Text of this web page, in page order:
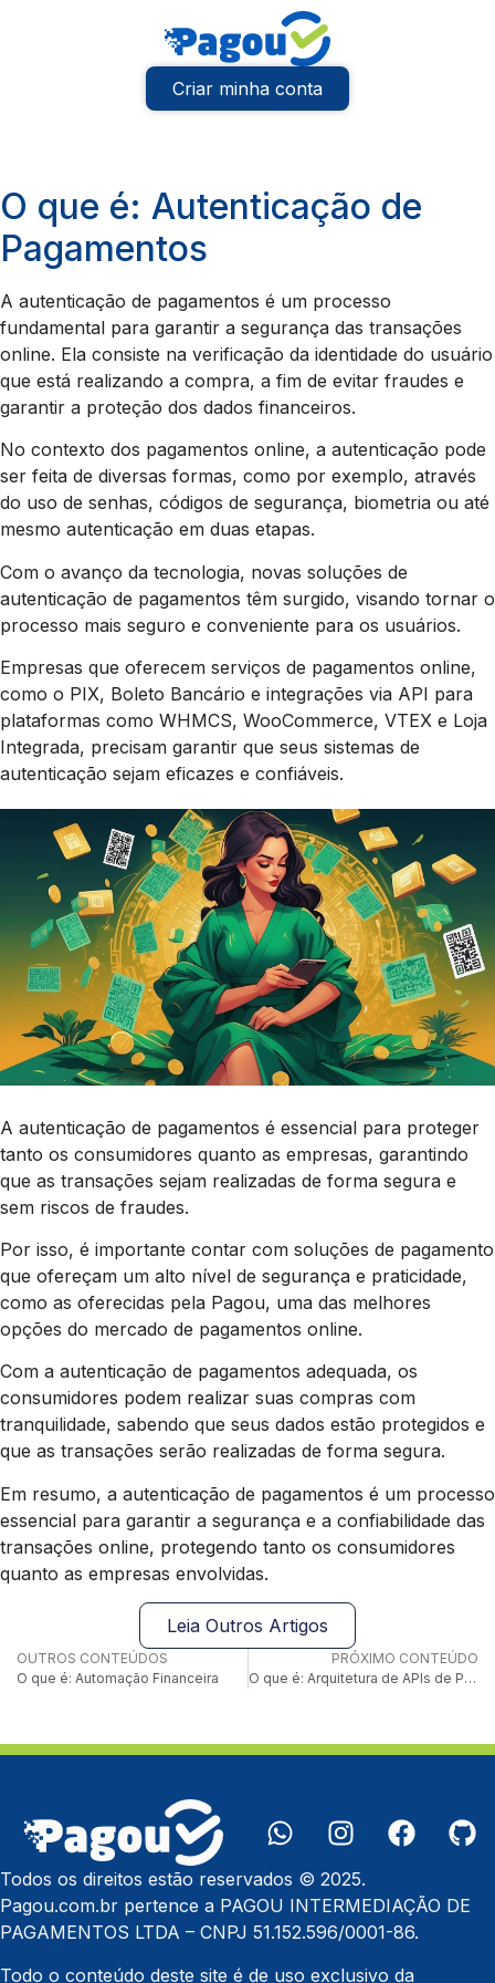
Criar minha conta
O que é: Autenticação de
Pagamentos
A autenticação de pagamentos é um processo
fundamental para garantir a segurança das transações
online. Ela consiste na verificação da identidade do usuário
que está realizando a compra, a fim de evitar fraudes e
garantir a proteção dos dados financeiros.
No contexto dos pagamentos online, a autenticação pode
ser feita de diversas formas, como por exemplo, através
do uso de senhas, códigos de segurança, biometria ou até
mesmo autenticação em duas etapas.
Com o avanço da tecnologia, novas soluções de
autenticação de pagamentos têm surgido, visando tornar o
processo mais seguro e conveniente para os usuários.
Empresas que oferecem serviços de pagamentos online,
como o PIX, Boleto Bancário e integrações via API para
plataformas como WHMCS, WooCommerce, VTEX e Loja
Integrada, precisam garantir que seus sistemas de
autenticação sejam eficazes e confiáveis.
A autenticação de pagamentos é essencial para proteger
tanto os consumidores quanto as empresas, garantindo
que as transações sejam realizadas de forma segura e
sem riscos de fraudes.
Por isso, é importante contar com soluções de pagamento
que ofereçam um alto nível de segurança e praticidade,
como as oferecidas pela Pagou, uma das melhores
opções do mercado de pagamentos online.
Com a autenticação de pagamentos adequada, os
consumidores podem realizar suas compras com
tranquilidade, sabendo que seus dados estão protegidos e
que as transações serão realizadas de forma segura.
Em resumo, a autenticação de pagamentos é um processo
essencial para garantir a segurança e a confiabilidade das
transações online, protegendo tanto os consumidores
quanto as empresas envolvidas.
Leia Outros Artigos
OUTROS CONTEÚDOS
O que é: Automação Financeira
PRÓXIMO CONTEÚDO
O que é: Arquitetura de APIs de Pagamento
Todos os direitos estão reservados © 2025.
Pagou.com.br pertence a PAGOU INTERMEDIAÇÃO DE
PAGAMENTOS LTDA – CNPJ 51.152.596/0001-86.
Todo o conteúdo deste site é de uso exclusivo da